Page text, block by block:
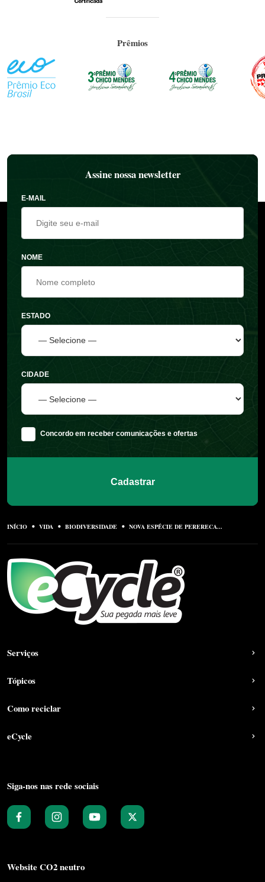
Prêmios
Assine nossa newsletter
E-MAIL
NOME
ESTADO
CIDADE
Concordo em receber comunicações e ofertas
Cadastrar
INÍCIO VIDA BIODIVERSIDADE NOVA ESPÉCIE DE PERERECA...
Serviços
Tópicos
Como reciclar
eCycle
Siga-nos nas rede sociais
Website CO2 neutro